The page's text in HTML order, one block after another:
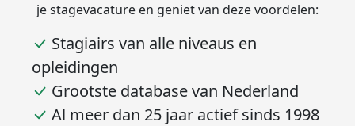
je stagevacature en geniet van deze voordelen:
Stagiairs van alle niveaus en
opleidingen
Grootste database van Nederland
Al meer dan 25 jaar actief sinds 1998